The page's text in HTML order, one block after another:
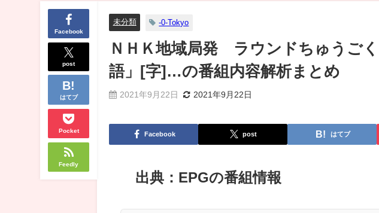
Facebook
post
はてブ
Pocket
Feedly
未分類 -0-Tokyo
ＮＨＫ地域局発 ラウンドちゅうご
語」[字]…の番組内容解析まとめ
2021年9月22日 2021年9月22日
Facebook post はてブ
出典：EPGの番組情報